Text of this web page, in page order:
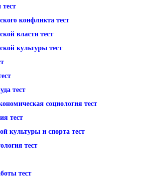
конфликта тест
власти тест
культуры тест
тест
социология тест
тест
культуры и спорта тест
тест
тест